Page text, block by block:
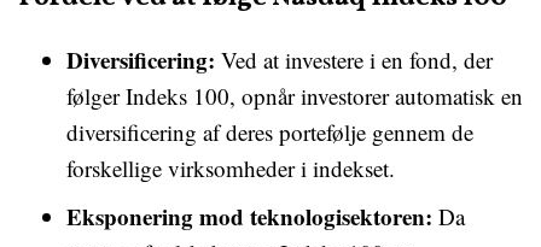
Diversificering: Ved at investere i en fond, der
følger Indeks 100, opnår investorer automatisk en
diversificering af deres portefølje gennem de
forskellige virksomheder i indekset.
Eksponering mod teknologisektoren: Da